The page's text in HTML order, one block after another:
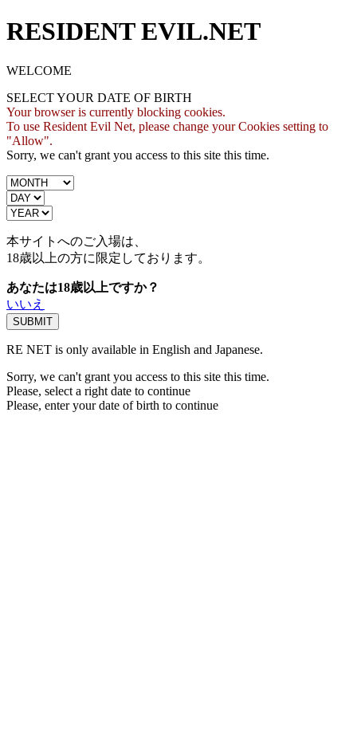
RESIDENT EVIL.NET
WELCOME
SELECT YOUR DATE OF BIRTH
Your browser is currently blocking cookies.
To use Resident Evil Net, please change your Cookies setting to
"Allow".
Sorry, we can't grant you access to this site this time.
本サイトへのご入場は、
18歳以上の方に限定しております。
あなたは18歳以上ですか？
いいえ
RE NET is only available in English and Japanese.
Sorry, we can't grant you access to this site this time.
Please, select a right date to continue
Please, enter your date of birth to continue